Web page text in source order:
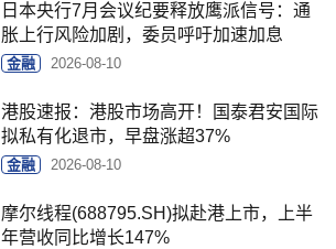
日本央行7月会议纪要释放鹰派信号：通
胀上行风险加剧，委员呼吁加速加息
金融 2026-08-10
港股速报：港股市场高开！国泰君安国际
拟私有化退市，早盘涨超37%
金融 2026-08-10
摩尔线程(688795.SH)拟赴港上市，上半
年营收同比增长147%